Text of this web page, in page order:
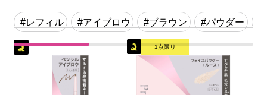
#レフィル #アイブロウ #ブラウン #パウダー
1点限り